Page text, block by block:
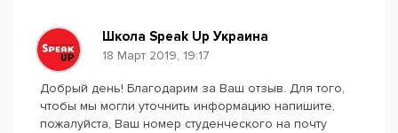
Школа Speak Up Украина
18 Март 2019, 19:17
Добрый день! Благодарим за Ваш отзыв. Для того,
чтобы мы могли уточнить информацию напишите,
пожалуйста, Ваш номер студенческого на почту